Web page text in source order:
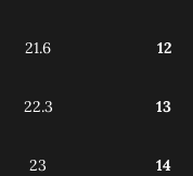
21.6 12
22.3 13
23 14